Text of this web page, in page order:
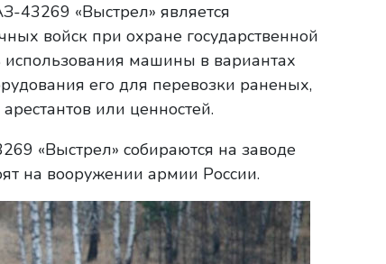
43269 «Выстрел» является
войск при охране государственной
машины в вариантах
его для перевозки раненых,
или ценностей.
«Выстрел» собираются на заводе
на вооружении армии России.